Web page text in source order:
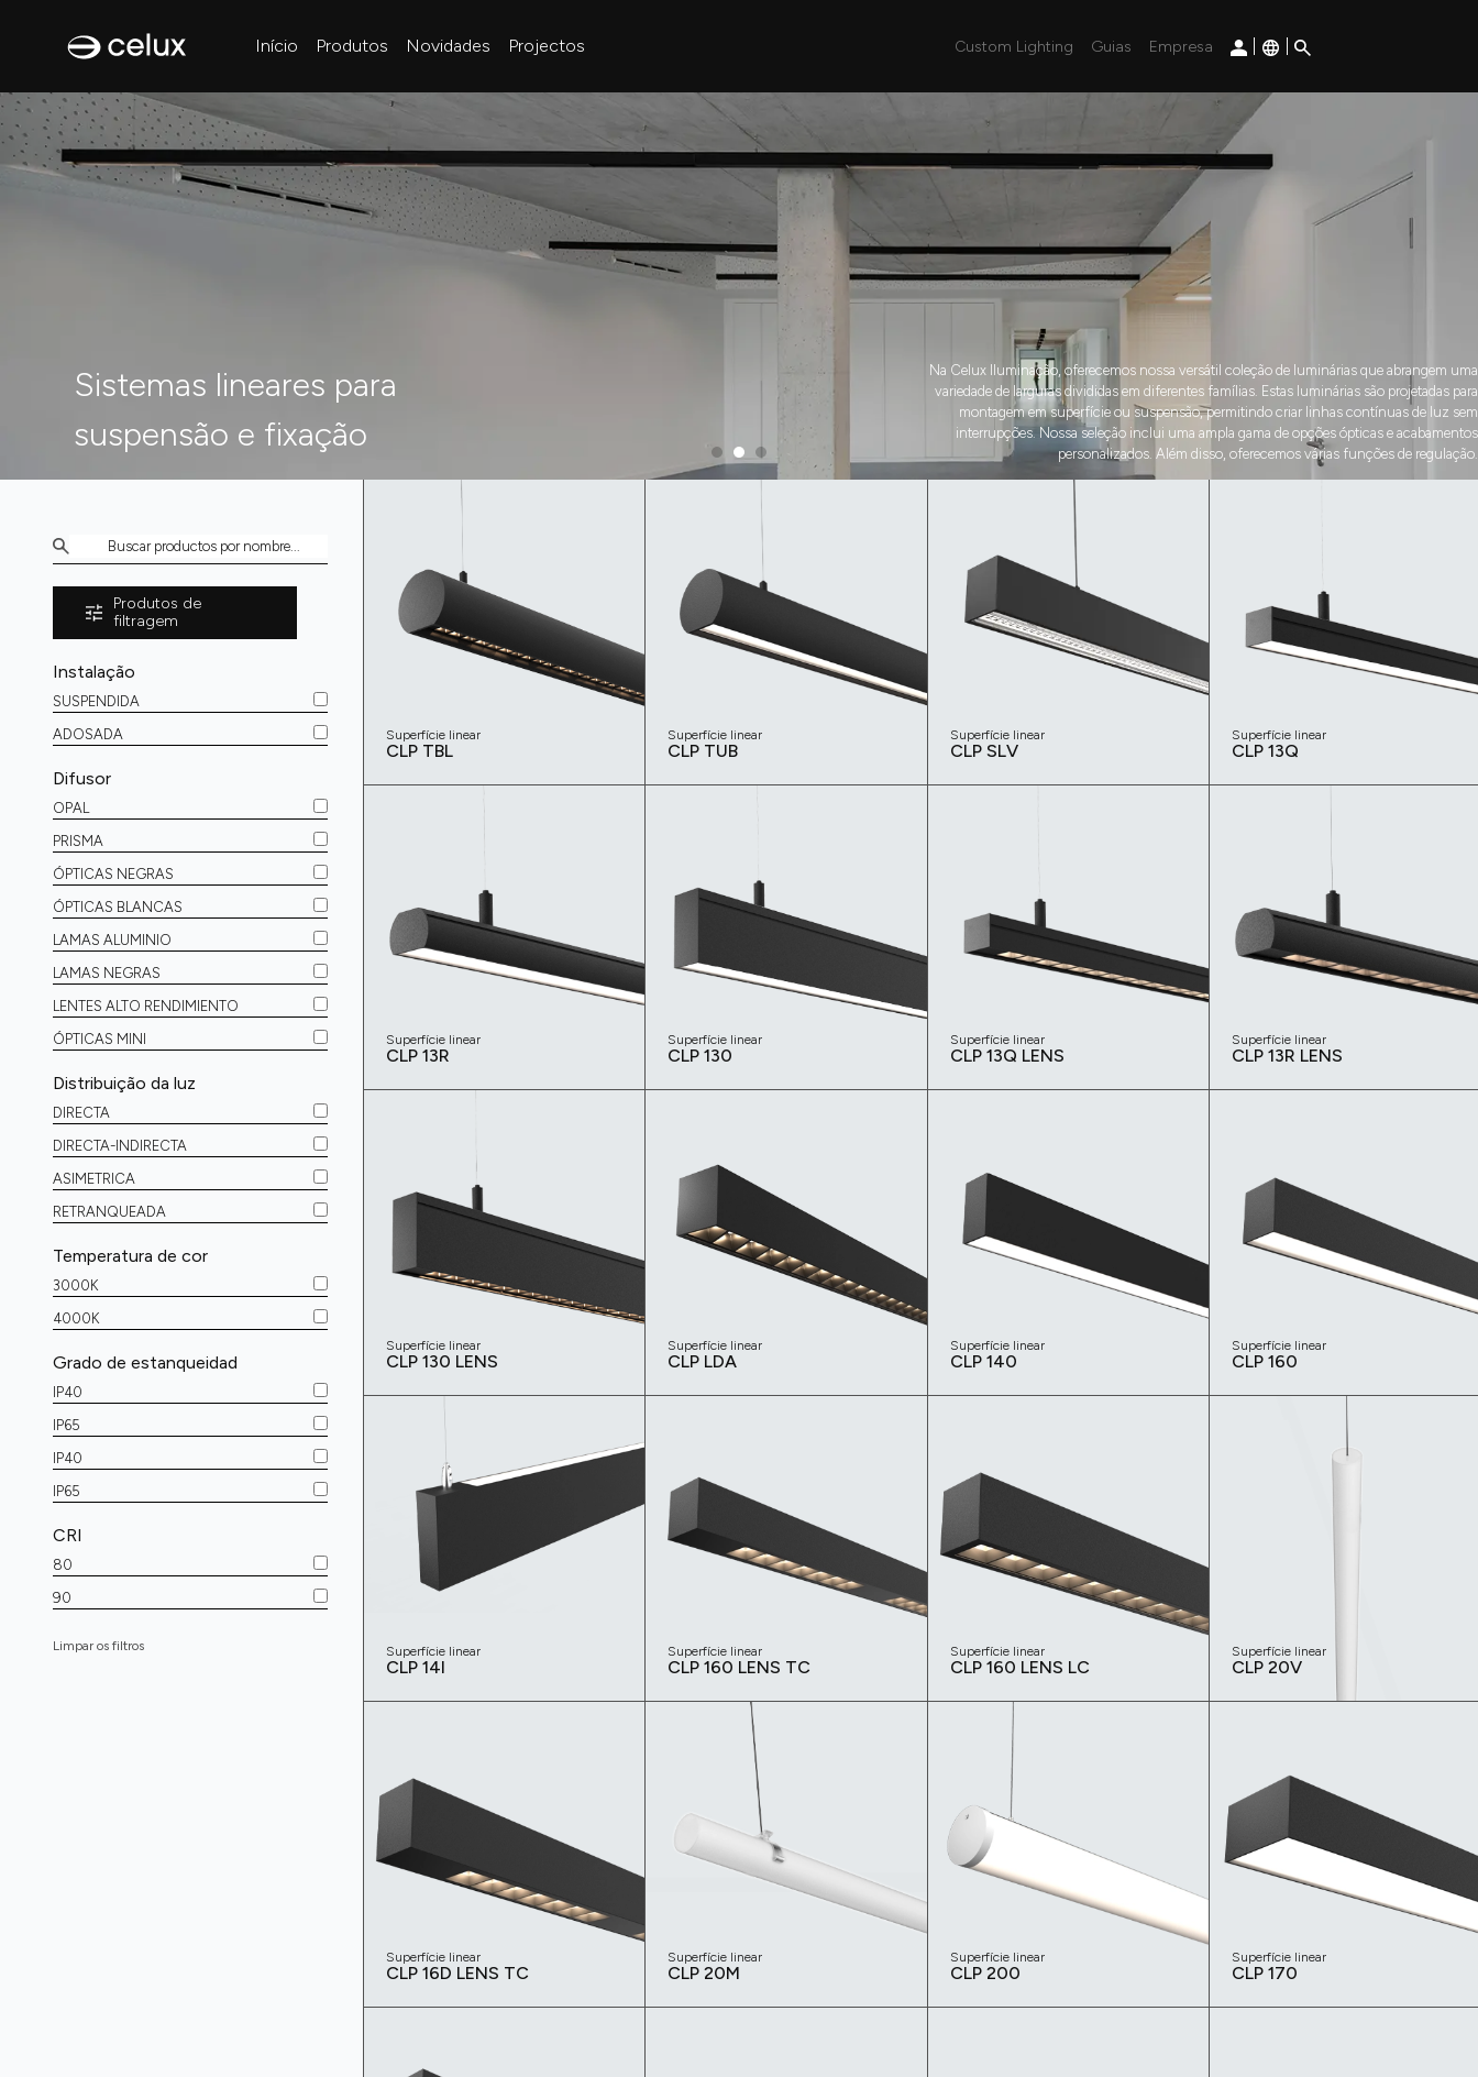
Início Produtos Novidades Projectos Custom Lighting Guias Empresa |
Sistemas lineares para
suspensão e fixação
Na Celux Iluminação, oferecemos nossa versátil coleção de luminárias que abrangem uma
variedade de larguras divididas em diferentes famílias. Estas luminárias são projetadas para
montagem em superfície ou suspensão, permitindo criar linhas contínuas de luz sem
interrupções. Nossa seleção inclui uma ampla gama de opções ópticas e acabamentos
personalizados. Além disso, oferecemos várias funções de regulação.
Produtos de
filtragem
Instalação
SUSPENDIDA
ADOSADA
Difusor
OPAL
PRISMA
ÓPTICAS NEGRAS
ÓPTICAS BLANCAS
LAMAS ALUMINIO
LAMAS NEGRAS
LENTES ALTO RENDIMIENTO
ÓPTICAS MINI
Distribuição da luz
DIRECTA
DIRECTA-INDIRECTA
ASIMETRICA
RETRANQUEADA
Temperatura de cor
3000K
4000K
Grado de estanqueidad
IP40
IP65
IP40
IP65
CRI
80
90
Limpar os filtros
Superfície linear
CLP TBL
Superfície linear
CLP TUB
Superfície linear
CLP SLV
Superfície linear
CLP 13Q
Superfície linear
CLP 13R
Superfície linear
CLP 130
Superfície linear
CLP 13Q LENS
Superfície linear
CLP 13R LENS
Superfície linear
CLP 130 LENS
Superfície linear
CLP LDA
Superfície linear
CLP 140
Superfície linear
CLP 160
Superfície linear
CLP 14I
Superfície linear
CLP 160 LENS TC
Superfície linear
CLP 160 LENS LC
Superfície linear
CLP 20V
Superfície linear
CLP 16D LENS TC
Superfície linear
CLP 20M
Superfície linear
CLP 200
Superfície linear
CLP 170